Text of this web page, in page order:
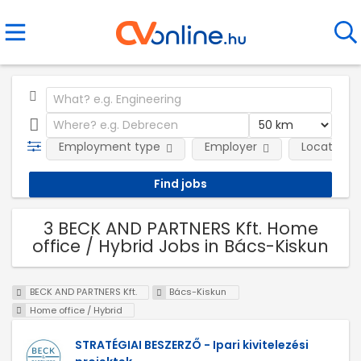
Employment type Employer Location
3 BECK AND PARTNERS Kft. Home
office / Hybrid Jobs in Bács-Kiskun
BECK AND PARTNERS Kft.
Bács-Kiskun
Home office / Hybrid
STRATÉGIAI BESZERZŐ - Ipari kivitelezési